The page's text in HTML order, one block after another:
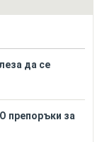
да се
препоръки за